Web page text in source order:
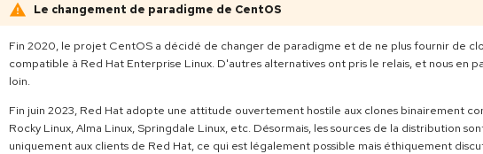
Le changement de paradigme de CentOS
Fin 2020, le projet CentOS a décidé de changer de paradigme et de ne plus fournir de
compatible à Red Hat Enterprise Linux. D'autres alternatives ont pris le relais, et nous en
loin.
Fin juin 2023, Red Hat adopte une attitude ouvertement hostile aux clones binairement
Rocky Linux, Alma Linux, Springdale Linux, etc. Désormais, les sources de la distribution
uniquement aux clients de Red Hat, ce qui est légalement possible mais éthiquement